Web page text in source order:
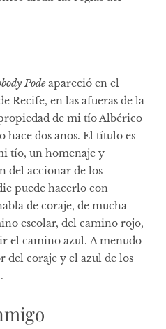
Podeapareció en el
Recife, en las afueras de la
de mi tío Albérico
hace dos años. El título es
tío, un homenaje y
del accionar de los
puede hacerlo con
de coraje, de mucha
escolar, del camino rojo,
el camino azul. A menudo
del coraje y el azul de los